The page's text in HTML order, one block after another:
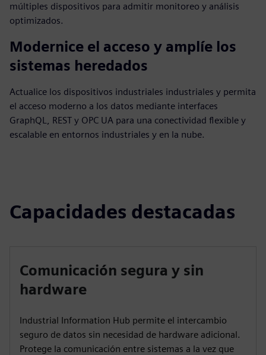
múltiples dispositivos para admitir monitoreo y análisis
optimizados.
Modernice el acceso y amplíe los
sistemas heredados
Actualice los dispositivos industriales industriales y permita
el acceso moderno a los datos mediante interfaces
GraphQL, REST y OPC UA para una conectividad flexible y
escalable en entornos industriales y en la nube.
Capacidades destacadas
Comunicación segura y sin
hardware
Industrial Information Hub permite el intercambio
seguro de datos sin necesidad de hardware adicional.
Protege la comunicación entre sistemas a la vez que